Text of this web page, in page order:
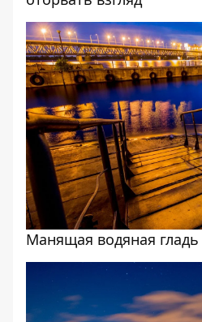
Манящая водяная гладь